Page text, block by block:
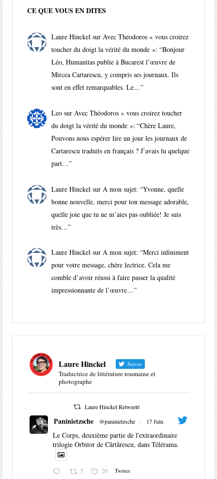
CE QUE VOUS EN DITES
Laure Hinckel surAvec Théodoros « vous croirez
toucher du doigt la vérité du monde »: “Bonjour
Léo, Humanitas publie à Bucarest l’œuvre de
Mircea Cartarescu, y compris ses journaux. Ils
sont en effet remarquables. Le…”
Leo sur Avec Théodoros « vous croirez toucher
du doigt la vérité du monde »: “Chère Laure,
Pouvons nous espérer lire un jour les journaux de
Cartarescu traduits en français ? J’avais lu quelque
part…”
Laure Hinckel sur A mon sujet: “Yvonne, quelle
bonne nouvelle, merci pour ton message adorable,
quelle joie que tu ne m’aies pas oubliée! Je suis
très…”
Laure Hinckel surA mon sujet: “Merci infiniment
pour votre message, chère lectrice. Cela me
comble d’avoir réussi à faire passer la qualité
impressionnante de l’œuvre…”
Laure Hinckel Suivre
Traductrice de littérature roumaine et
photographe
Laure Hinckel Retweeté
Paninietzsche @paninietzsche · 17 Juin
Le Corps, deuxième partie de l'extraordinaire
trilogie Orbitor de Cărtărescu, dans Télérama.
5 20 Twitter